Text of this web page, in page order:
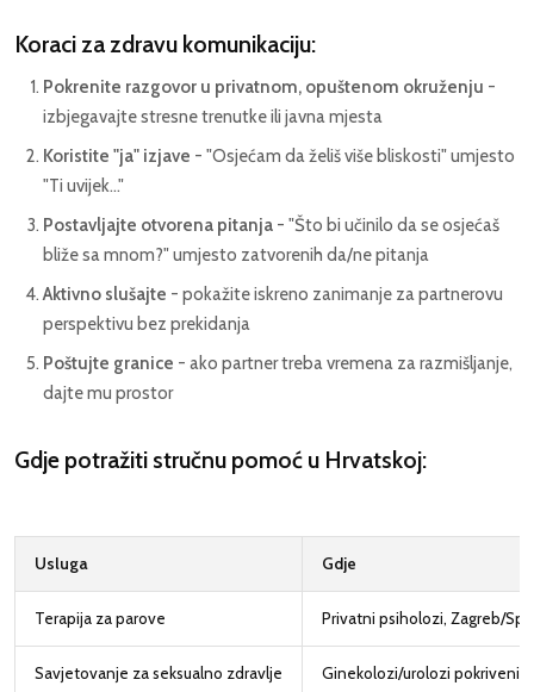
Koraci za zdravu komunikaciju:
Pokrenite razgovor u privatnom, opuštenom okruženju -
izbjegavajte stresne trenutke ili javna mjesta
Koristite "ja" izjave - "Osjećam da želiš više bliskosti" umjesto
"Ti uvijek..."
Postavljajte otvorena pitanja - "Što bi učinilo da se osjećaš
bliže sa mnom?" umjesto zatvorenih da/ne pitanja
Aktivno slušajte - pokažite iskreno zanimanje za partnerovu
perspektivu bez prekidanja
Poštujte granice - ako partner treba vremena za razmišljanje,
dajte mu prostor
Gdje potražiti stručnu pomoć u Hrvatskoj:
Usluga Gdje
Terapija za parove Privatni psiholozi, Zagreb/
Savjetovanje za seksualno zdravlje Ginekolozi/urolozi pokriveni